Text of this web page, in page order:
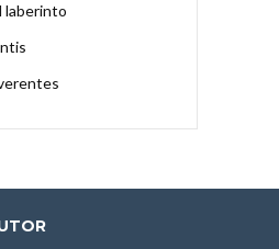
laberinto